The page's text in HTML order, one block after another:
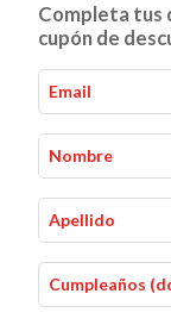
Inicio -
Completa tus
cupón de